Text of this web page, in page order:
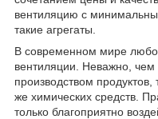
вентиляцию с
такие агрегаты.
В современном мире
вентиляции. Неважно,
производством
же химических средств.
только благоприятно